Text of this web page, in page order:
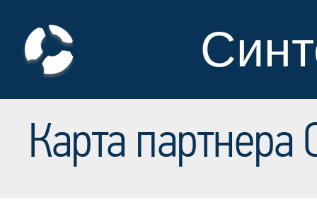
Карта партнера